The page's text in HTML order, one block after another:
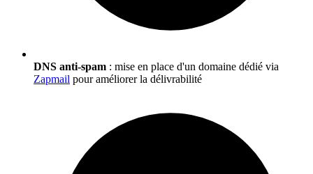
DNS anti-spam : mise en place d'un domaine dédié via
Zapmail pour améliorer la délivrabilité